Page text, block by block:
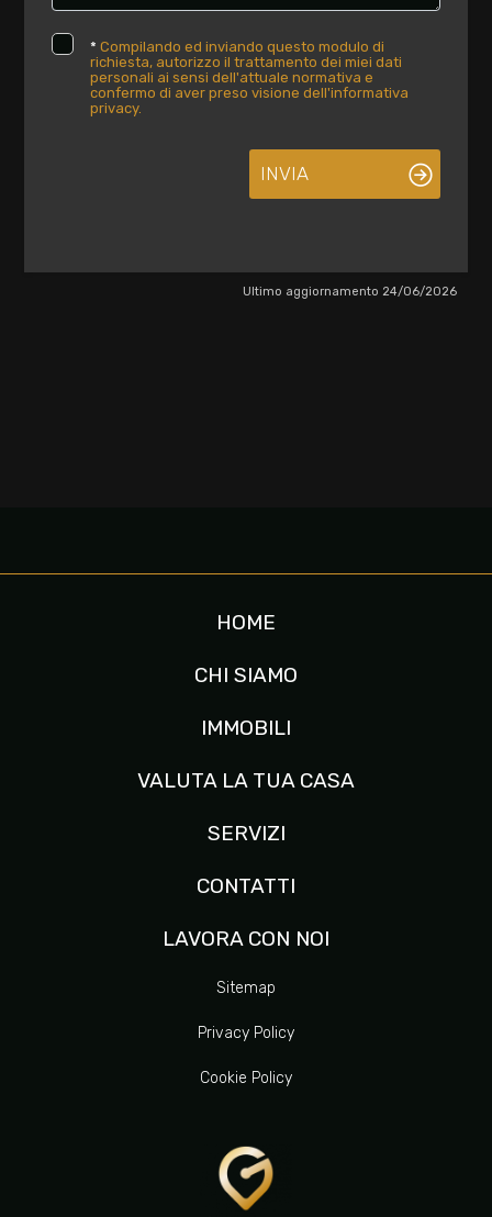
*Compilando ed inviando questo modulo di
richiesta, autorizzo il trattamento dei miei dati
personali ai sensi dell'attuale normativa e
confermo di aver preso visione dell'informativa
privacy.
INVIA
Ultimo aggiornamento 24/06/2026
HOME
CHI SIAMO
IMMOBILI
VALUTA LA TUA CASA
SERVIZI
CONTATTI
LAVORA CON NOI
Sitemap
Privacy Policy
Cookie Policy